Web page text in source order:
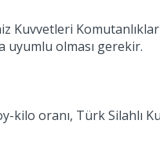
Kuvvetleri
uyumlu olması gerekir.
kilo oranı, Türk Silahlı